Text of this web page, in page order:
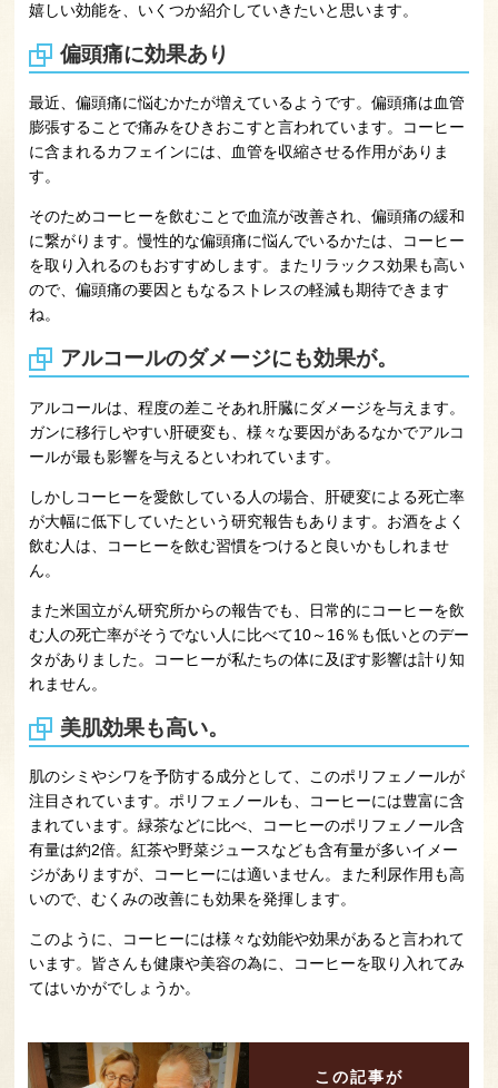
嬉しい効能を、いくつか紹介していきたいと思います。
偏頭痛に効果あり
最近、偏頭痛に悩むかたが増えているようです。偏頭痛は血管
膨張することで痛みをひきおこすと言われています。コーヒー
に含まれるカフェインには、血管を収縮させる作用がありま
す。
そのためコーヒーを飲むことで血流が改善され、偏頭痛の緩和
に繋がります。慢性的な偏頭痛に悩んでいるかたは、コーヒー
を取り入れるのもおすすめします。またリラックス効果も高い
ので、偏頭痛の要因ともなるストレスの軽減も期待できます
ね。
アルコールのダメージにも効果が。
アルコールは、程度の差こそあれ肝臓にダメージを与えます。
ガンに移行しやすい肝硬変も、様々な要因があるなかでアルコ
ールが最も影響を与えるといわれています。
しかしコーヒーを愛飲している人の場合、肝硬変による死亡率
が大幅に低下していたという研究報告もあります。お酒をよく
飲む人は、コーヒーを飲む習慣をつけると良いかもしれませ
ん。
また米国立がん研究所からの報告でも、日常的にコーヒーを飲
む人の死亡率がそうでない人に比べて10～16％も低いとのデー
タがありました。コーヒーが私たちの体に及ぼす影響は計り知
れません。
美肌効果も高い。
肌のシミやシワを予防する成分として、このポリフェノールが
注目されています。ポリフェノールも、コーヒーには豊富に含
まれています。緑茶などに比べ、コーヒーのポリフェノール含
有量は約2倍。紅茶や野菜ジュースなども含有量が多いイメー
ジがありますが、コーヒーには適いません。また利尿作用も高
いので、むくみの改善にも効果を発揮します。
このように、コーヒーには様々な効能や効果があると言われて
います。皆さんも健康や美容の為に、コーヒーを取り入れてみ
てはいかがでしょうか。
この記事が